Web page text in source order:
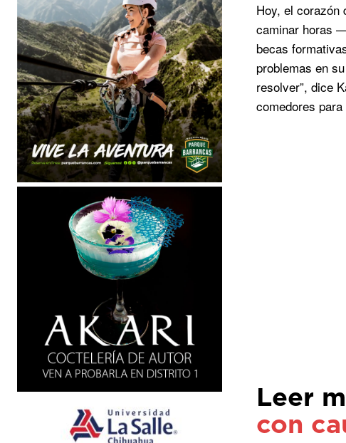
Hoy, el corazón
caminar horas
becas
problemas en
resolver”, dice
comedores
Leer
con